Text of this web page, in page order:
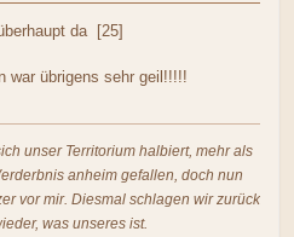
da [25]
war übrigens sehr geil!!!!!
unser Territorium halbiert, mehr als
anheim gefallen, doch nun
vor mir. Diesmal schlagen wir zurück
was unseres ist.